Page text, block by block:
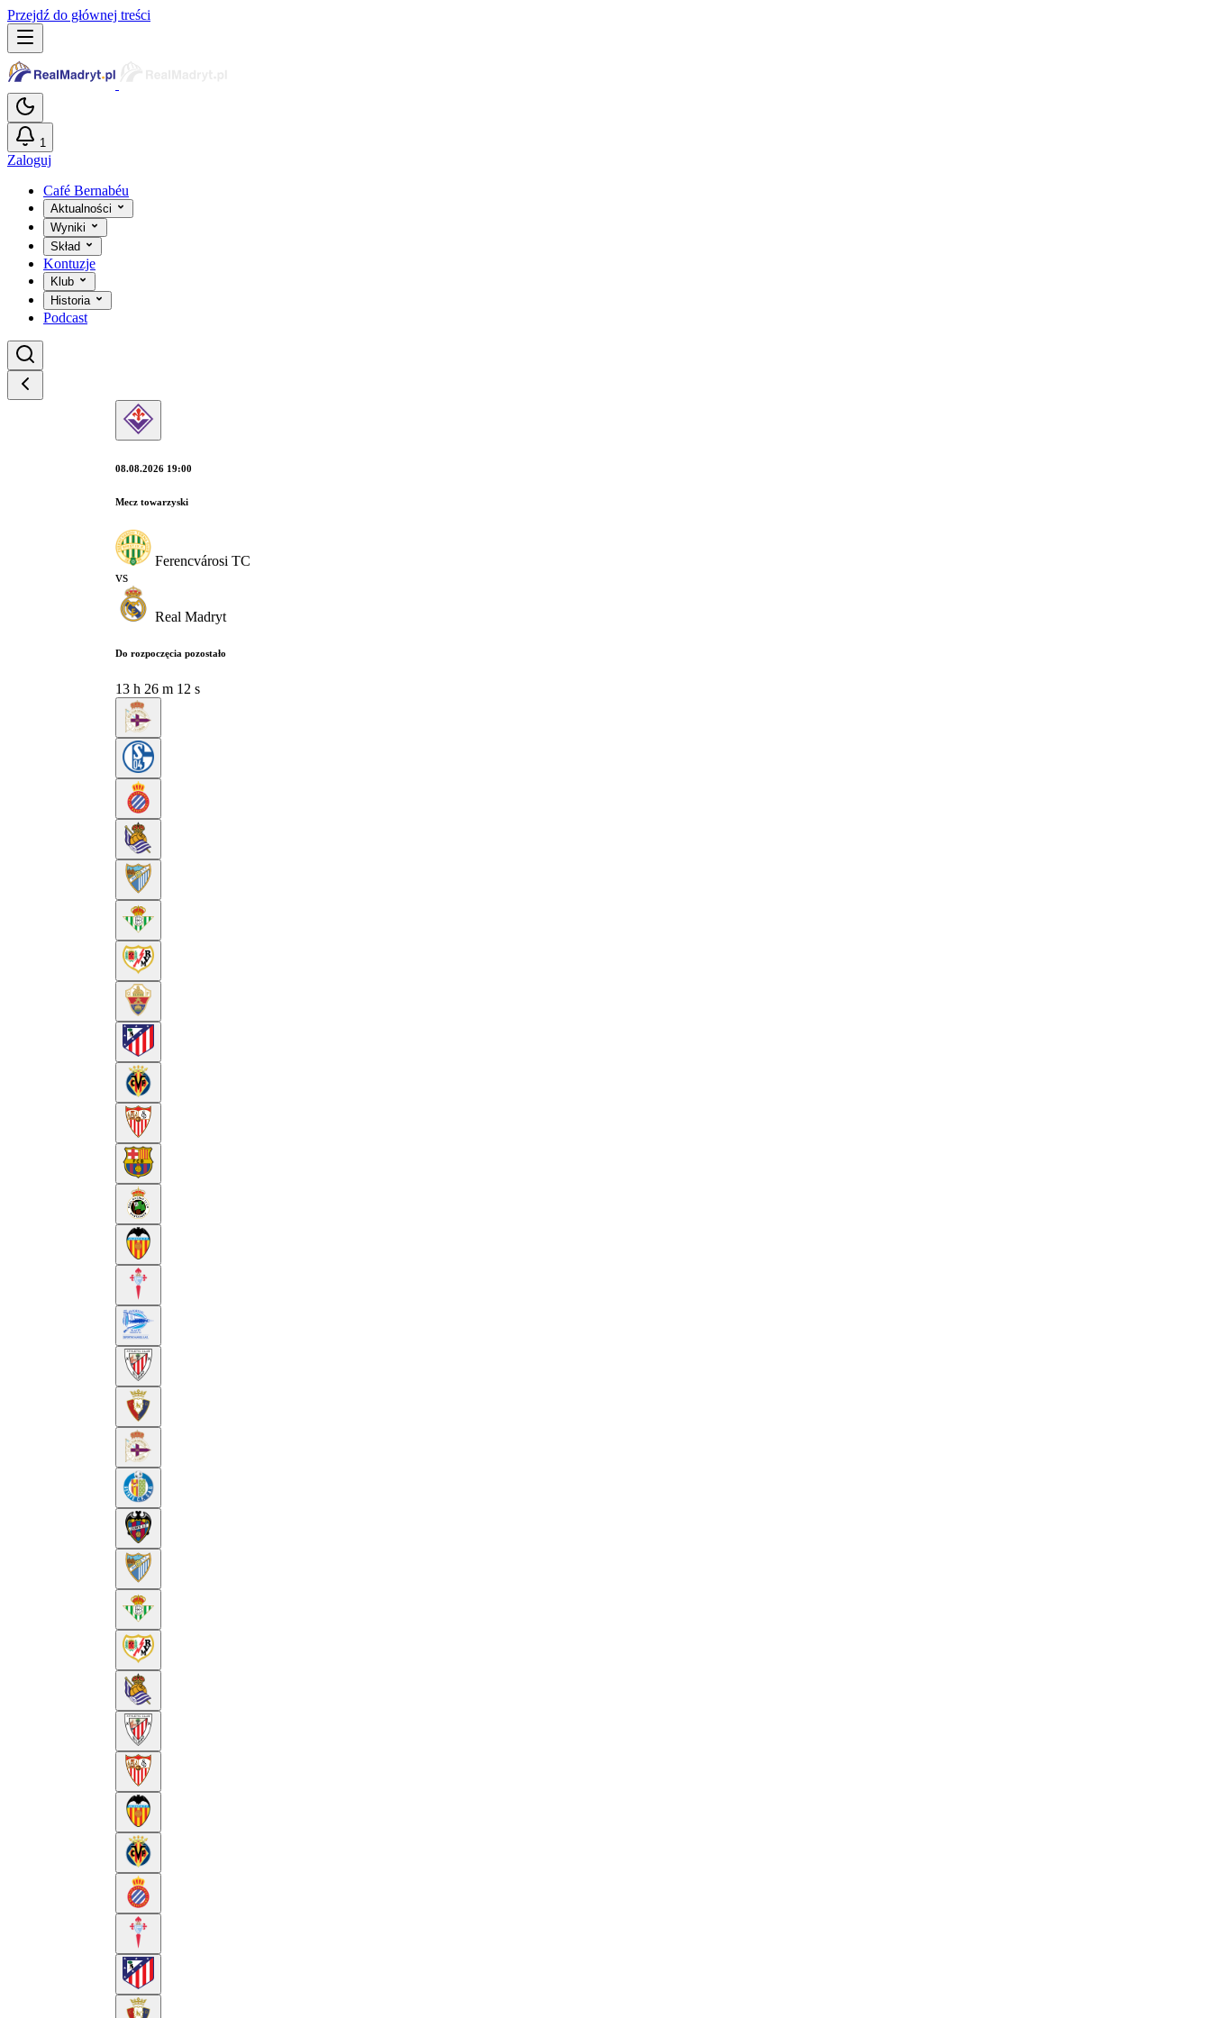
Przejdź do głównej treści
1
Zaloguj
Café Bernabéu
Aktualności
Wyniki
Skład
Kontuzje
Klub
Historia
Podcast
08.08.2026 19:00
Mecz towarzyski
Ferencvárosi TC
vs
Real Madryt
Do rozpoczęcia pozostało
13 h 26 m 11 s